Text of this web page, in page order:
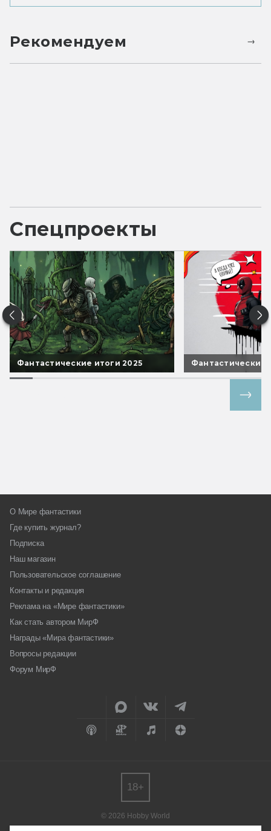
Рекомендуем
Спецпроекты
Фантастические итоги 2025 Фантастические
О Мире фантастики
Где купить журнал?
Подписка
Наш магазин
Пользовательское соглашение
Контакты и редакция
Реклама на «Мире фантастики»
Как стать автором МирФ
Награды «Мира фантастики»
Вопросы редакции
Форум МирФ
© 2026 Hobby World
18+